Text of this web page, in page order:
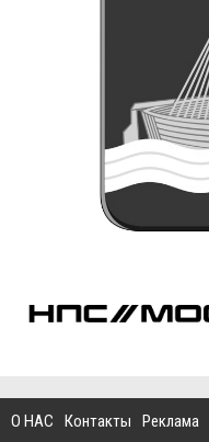
О НАС Контакты Реклама